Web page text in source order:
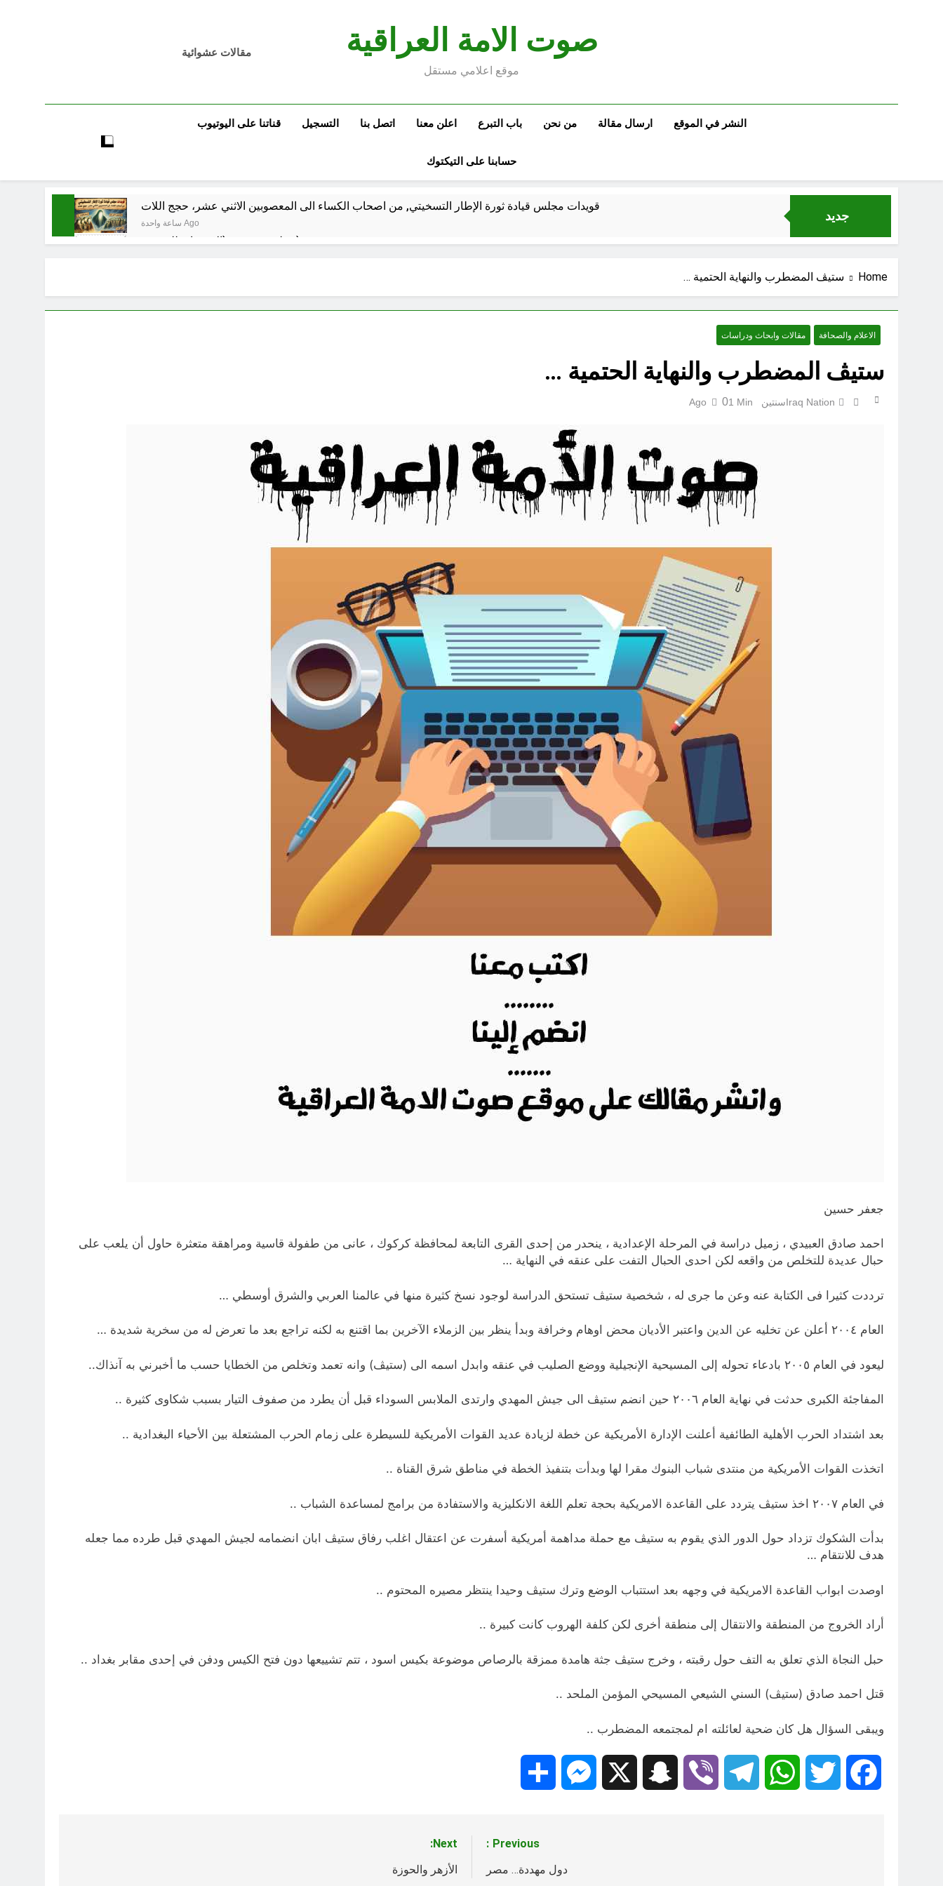
صوت الامة العراقية
موقع اعلامي مستقل
مقالات عشوائية
النشر في الموقع ارسال مقالة من نحن باب التبرع اعلن معنا اتصل بنا التسجيل قناتنا على اليوتيوب
حسابنا على التيكتوك
جديد
قويدات مجلس قيادة ثورة الإطار التسخيتي, من اصحاب الكساء الى المعصوبين الاثني عشر، حجج اللات
ساعة واحدة Ago
مجلس حسيني (الاستجابة للنصيحة)
من كان المستفيد الأكبر من الغزو العراقي للكويت؟ الإنسان العراقي بين ضياع الهوية الوطنية وجدلية بناء الدولة
السابع من آب يوم الشهيد الأشوري قيم الشهادة عند الأشوريين ودور الشهيد في صناعة التاريخ
Home ستيڤ المضطرب والنهاية الحتمية …
الاعلام والصحافة مقالات وابحاث ودراسات
ستيڤ المضطرب والنهاية الحتمية …
Iraq Nationسنتين Ago 01 Min
جعفر حسين
احمد صادق العبيدي ، زميل دراسة في المرحلة الإعدادية ، ينحدر من إحدى القرى التابعة لمحافظة كركوك ، عانى من طفولة قاسية ومراهقة متعثرة حاول أن يلعب على
حبال عديدة للتخلص من واقعه لكن احدى الحبال التفت على عنقه في النهاية …
ترددت كثيرا فى الكتابة عنه وعن ما جرى له ، شخصية ستيڤ تستحق الدراسة لوجود نسخ كثيرة منها في عالمنا العربي والشرق أوسطي …
العام ٢٠٠٤ أعلن عن تخليه عن الدين واعتبر الأديان محض اوهام وخرافة وبدأ ينظر بين الزملاء الآخرين بما اقتنع به لكنه تراجع بعد ما تعرض له من سخرية شديدة …
ليعود في العام ٢٠٠٥ بادعاء تحوله إلى المسيحية الإنجيلية ووضع الصليب في عنقه وابدل اسمه الى (ستيڤ) وانه تعمد وتخلص من الخطايا حسب ما أخبرني به آنذاك..
المفاجئة الكبرى حدثت في نهاية العام ٢٠٠٦ حين انضم ستيڤ الى جيش المهدي وارتدى الملابس السوداء قبل أن يطرد من صفوف التيار بسبب شكاوى كثيرة ..
بعد اشتداد الحرب الأهلية الطائفية أعلنت الإدارة الأمريكية عن خطة لزيادة عديد القوات الأمريكية للسيطرة على زمام الحرب المشتعلة بين الأحياء البغدادية ..
اتخذت القوات الأمريكية من منتدى شباب البنوك مقرا لها وبدأت بتنفيذ الخطة في مناطق شرق القناة ..
في العام ٢٠٠٧ اخذ ستيڤ يتردد على القاعدة الامريكية بحجة تعلم اللغة الانكليزية والاستفادة من برامج لمساعدة الشباب ..
بدأت الشكوك تزداد حول الدور الذي يقوم به ستيڤ مع حملة مداهمة أمريكية أسفرت عن اعتقال اغلب رفاق ستيڤ ابان انضمامه لجيش المهدي قبل طرده مما جعله
هدف للانتقام …
اوصدت ابواب القاعدة الامريكية في وجهه بعد استتباب الوضع وترك ستيڤ وحيدا ينتظر مصيره المحتوم ..
أراد الخروج من المنطقة والانتقال إلى منطقة أخرى لكن كلفة الهروب كانت كبيرة ..
حبل النجاة الذي تعلق به التف حول رقبته ، وخرج ستيڤ جثة هامدة ممزقة بالرصاص موضوعة بكيس اسود ، تتم تشييعها دون فتح الكيس ودفن في إحدى مقابر بغداد ..
قتل احمد صادق (ستيڤ) السني الشيعي المسيحي المؤمن الملحد ..
ويبقى السؤال هل كان ضحية لعائلته ام لمجتمعه المضطرب ..
Facebook
Twitter
WhatsApp
Telegram
Viber
Snapchat
Messenger
Previous:
دول مهددة… مصر
Next:
الأزهر والحوزة